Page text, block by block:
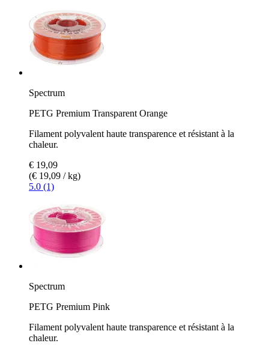
Spectrum
PETG Premium Transparent Orange
Filament polyvalent haute transparence et résistant à la
chaleur.
€ 19,09
(€ 19,09 / kg)
5.0 (1)
Spectrum
PETG Premium Pink
Filament polyvalent haute transparence et résistant à la
chaleur.